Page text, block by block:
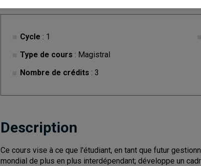
Cycle : 1
Type de cours : Magistral
Nombre de crédits : 3
Description
Ce cours vise à ce que l'étudiant, en tant que futur
mondial de plus en plus interdépendant; développe un